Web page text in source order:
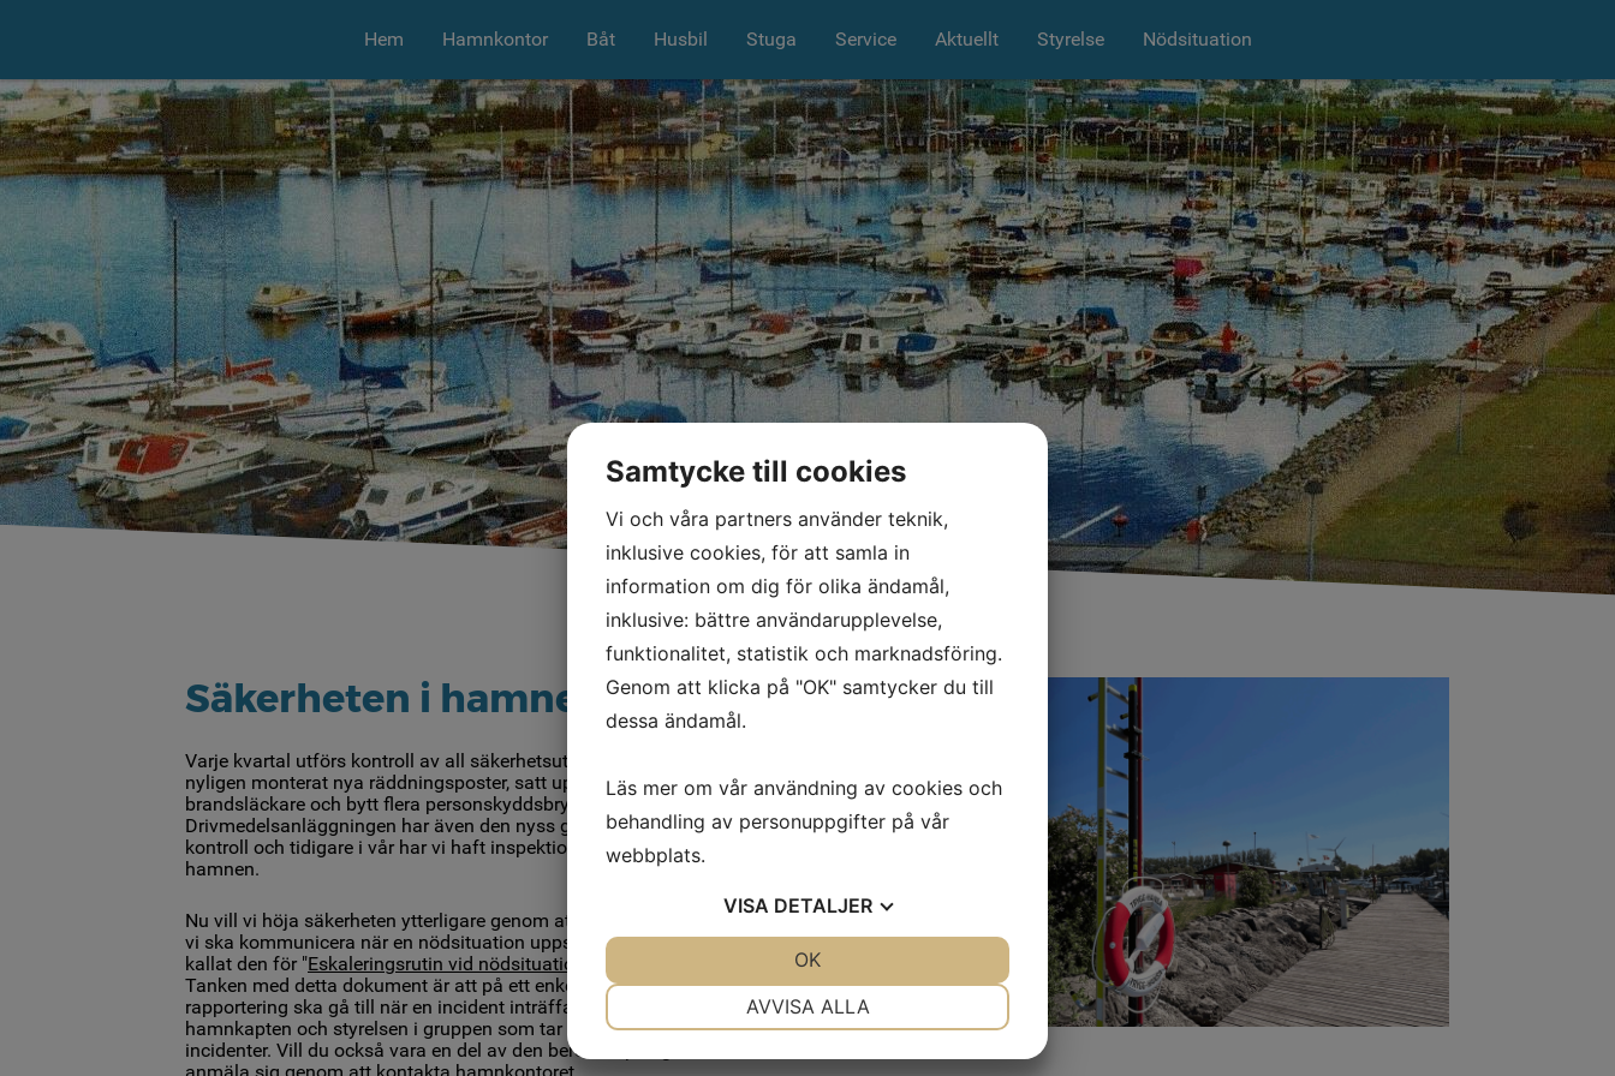
Hem Hamnkontor Båt Husbil Stuga Service Aktuellt Styrelse Nödsituation
Säkerheten i hamnen
Varje kvartal utförs kontroll av all säkerhetsutrustning i hamnen. Vi har
nyligen monterat nya räddningsposter, satt upp ytterligare
brandsläckare och bytt flera personskyddsbrytare.
Drivmedelsanläggningen har även den nyss genomgått sedvanlig
kontroll och tidigare i vår har vi haft inspektion av brandskyddet i hela
hamnen.
Nu vill vi höja säkerheten ytterligare genom att lansera en rutin för hur
vi ska kommunicera när en nödsituation uppstår i hamnen. Vi har
kallat den för "Eskaleringsrutin vid nödsituation i Lundåkrahamnen
Tanken med detta dokument är att på ett enkelt sätt beskriva hur
rapportering ska gå till när en incident inträffar. Just nu ingår
hamnkapten och styrelsen i gruppen som tar emot rapporterade
incidenter. Vill du också vara en del av den beredskapen går det bra att
Samtycke till cookies
Vi och våra partners använder teknik,
inklusive cookies, för att samla in
information om dig för olika ändamål,
inklusive: bättre användarupplevelse,
funktionalitet, statistik och marknadsföring.
Genom att klicka på "OK" samtycker du till
dessa ändamål.
Läs mer om vår användning av cookies och
behandling av personuppgifter på vår
webbplats.
VISA DETALJER
AVVISA ALLA
OK